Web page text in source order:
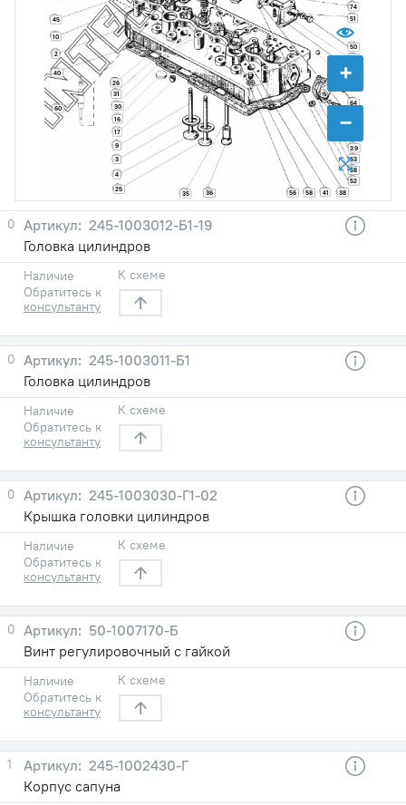
+
−
2
3
4
9
10
16
17
25
26
30
31
32
35 36 38
39
40
41
45
50
51
52
53
56
58
58
60
63
64
74
0
245-1003012-Б1-19
Головка цилиндров
Наличие
Обратитесь к
консультанту
К схеме
0
245-1003011-Б1
Головка цилиндров
Наличие
Обратитесь к
консультанту
К схеме
0
245-1003030-Г1-02
Крышка головки цилиндров
Наличие
Обратитесь к
консультанту
К схеме
0
50-1007170-Б
Винт регулировочный с гайкой
Наличие
Обратитесь к
консультанту
К схеме
1
245-1002430-Г
Корпус сапуна